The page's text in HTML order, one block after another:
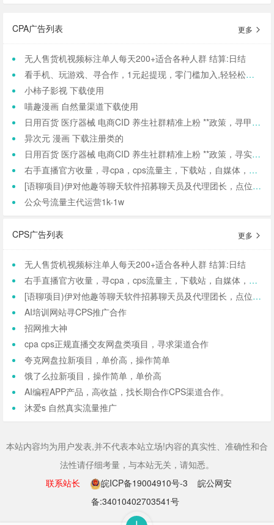
CPA广告列表 更多
无人售货机视频标注单人每天200+适合各种人群 结算:日结
看手机、玩游戏、寻合作，1元起提现，零门槛加入,轻轻松松日结,寻找合作小伙伴（CPA/CPL）
小柿子影视 下载使用
喵趣漫画 自然量渠道下载使用
日用百货 医疗器械 电商CID 养生社群精准上粉 **政策，寻甲方 渠道合作
异次元 漫画 下载注册类的
日用百货 医疗器械 电商CID 养生社群精准上粉 **政策，寻实力甲方 渠道合作
右手直播官方收量，寻cpa，cps流量主，下载站，自媒体，社群等自然流量，可打马甲包
[语聊项目)伊对他趣等聊天软件招募聊天员及代理团长，点位拉满，一小时收益60~150元
公众号流量主代运营1k-1w
CPS广告列表 更多
无人售货机视频标注单人每天200+适合各种人群 结算:日结
右手直播官方收量，寻cpa，cps流量主，下载站，自媒体，社群等自然流量，可打马甲包
[语聊项目)伊对他趣等聊天软件招募聊天员及代理团长，点位拉满，一小时收益60~150元
AI培训网站寻CPS推广合作
招网推大神
cpa cps正规直播交友网盘类项目，寻求渠道合作
夸克网盘拉新项目，单价高，操作简单
饿了么拉新项目，操作简单，单价高
AI编程APP产品，高收益，找长期合作CPS渠道合作。
沐爱s 自然真实流量推广
本站内容均为用户发表,并不代表本站立场!内容的真实性、准确性和合
法性请仔细考量，与本站无关，请知悉。
联系站长
皖ICP备19004910号-3
皖公网安
备:34010402703541号